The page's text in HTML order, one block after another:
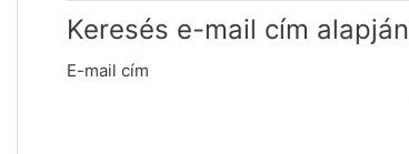
Keresés e-mail cím alapján
E-mail cím